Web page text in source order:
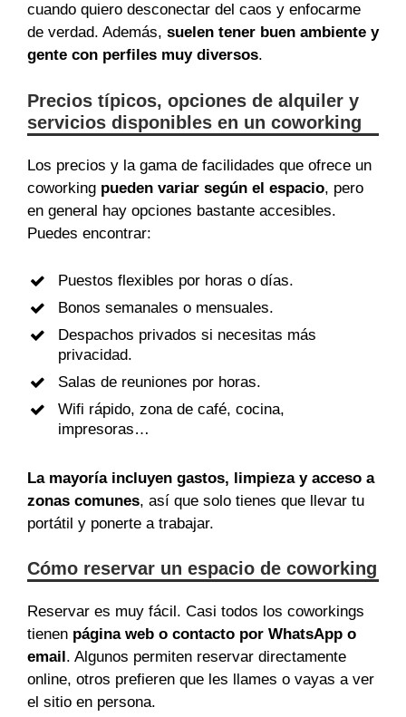
cuando quiero desconectar del caos y enfocarme
de verdad. Además, suelen tener buen ambiente y
gente con perfiles muy diversos.
Precios típicos, opciones de alquiler y
servicios disponibles en un coworking
Los precios y la gama de facilidades que ofrece un
coworking pueden variar según el espacio, pero
en general hay opciones bastante accesibles.
Puedes encontrar:
Puestos flexibles por horas o días.
Bonos semanales o mensuales.
Despachos privados si necesitas más
privacidad.
Salas de reuniones por horas.
Wifi rápido, zona de café, cocina,
impresoras…
La mayoría incluyen gastos, limpieza y acceso a
zonas comunes, así que solo tienes que llevar tu
portátil y ponerte a trabajar.
Cómo reservar un espacio de coworking
Reservar es muy fácil. Casi todos los coworkings
tienen página web o contacto por WhatsApp o
email . Algunos permiten reservar directamente
online, otros prefieren que les llames o vayas a ver
el sitio en persona.